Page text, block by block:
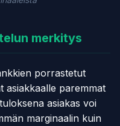
merkitys
porrastetut
asiakkaalle paremmat
asiakas voi
marginaalin kuin